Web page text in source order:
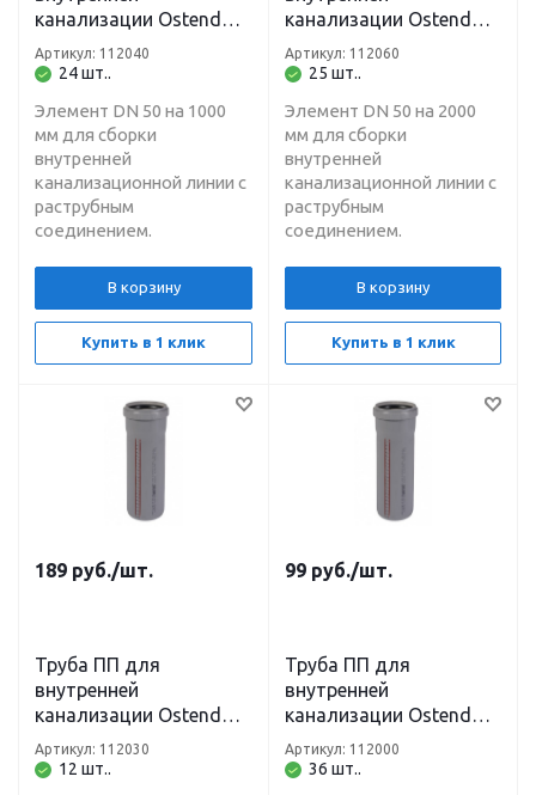
канализации Ostendorf
HT DN 50 х 1000 мм
24 шт..
Артикул: 112040
Элемент DN 50 на 1000
мм для сборки
внутренней
канализационной линии с
раструбным
соединением.
В корзину
Купить в 1 клик
канализации Ostendorf
HT DN 50 х 2000 мм
25 шт..
Артикул: 112060
Элемент DN 50 на 2000
мм для сборки
внутренней
канализационной линии с
раструбным
соединением.
В корзину
Купить в 1 клик
189 руб./шт.
Труба ПП для
внутренней
канализации Ostendorf
HT DN 50 х 750 мм
12 шт..
Артикул: 112030
99 руб./шт.
Труба ПП для
внутренней
канализации Ostendorf
HT DN 50 х 150 мм
36 шт..
Артикул: 112000